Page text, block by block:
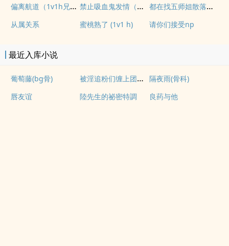
偏离航道（1v1h兄妹骨科bg） 禁止吸血鬼发情（姐狗高H 1v1） 都在找五师姐散落的法宝
从属关系 蜜桃熟了 (1v1 h) 请你们接受np
最近入库小说
葡萄藤(bg骨) 被淫追粉们缠上团播女主播(露出NPH)
隔夜雨(骨科)
唇友谊
陸先生的祕密特調 良药与他